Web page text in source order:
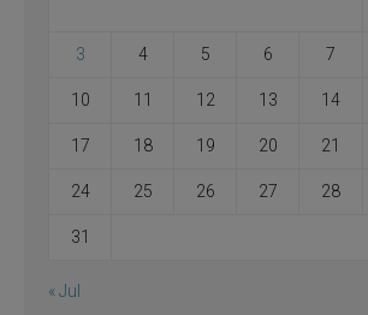
3 4 5 6 7
10 11 12 13 14
17 18 19 20 21
24 25 26 27 28
31
« Jul